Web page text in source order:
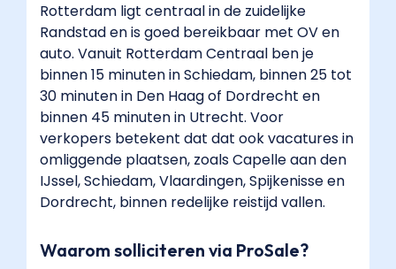
Rotterdam ligt centraal in de zuidelijke
Randstad en is goed bereikbaar met OV en
auto. Vanuit Rotterdam Centraal ben je
binnen 15 minuten in Schiedam, binnen 25 tot
30 minuten in Den Haag of Dordrecht en
binnen 45 minuten in Utrecht. Voor
verkopers betekent dat dat ook vacatures in
omliggende plaatsen, zoals Capelle aan den
IJssel, Schiedam, Vlaardingen, Spijkenisse en
Dordrecht, binnen redelijke reistijd vallen.
Waarom solliciteren via ProSale?